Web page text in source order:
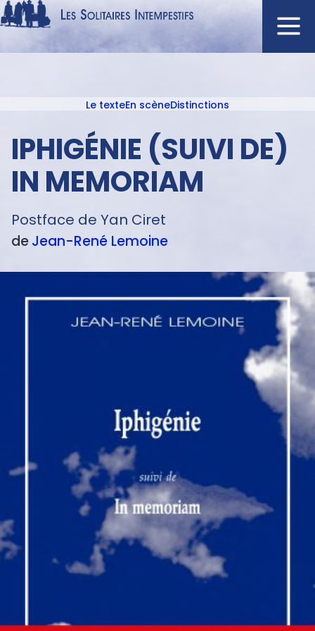
Aller
au
principal
Navigation
NOUVEAUTÉS
AUTEURS
À L'AFFICHE
DISTINCTIONS
CRITIQUES
PODCASTS
texte
Le texteEn scèneDistinctions
IPHIGÉNIE (SUIVI DE)
IN MEMORIAM
Postface de Yan Ciret
deJean-René Lemoine